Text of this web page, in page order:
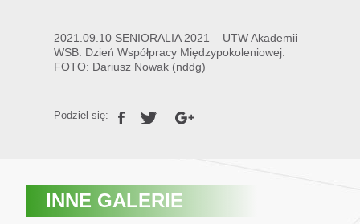
2021.09.10 SENIORALIA 2021 – UTW Akademii
WSB. Dzień Współpracy Międzypokoleniowej.
FOTO: Dariusz Nowak (nddg)
Podziel się:
INNE GALERIE